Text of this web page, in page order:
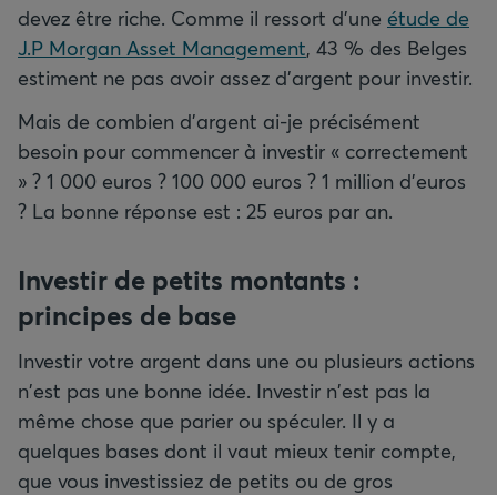
devez être riche. Comme il ressort d'une étude de
J.P Morgan Asset Management, 43 % des Belges
estiment ne pas avoir assez d'argent pour investir.
Mais de combien d'argent ai-je précisément
besoin pour commencer à investir « correctement
» ? 1 000 euros ? 100 000 euros ? 1 million d'euros
? La bonne réponse est : 25 euros par an.
Investir de petits montants :
principes de base
Investir votre argent dans une ou plusieurs actions
n'est pas une bonne idée. Investir n'est pas la
même chose que parier ou spéculer. Il y a
quelques bases dont il vaut mieux tenir compte,
que vous investissiez de petits ou de gros